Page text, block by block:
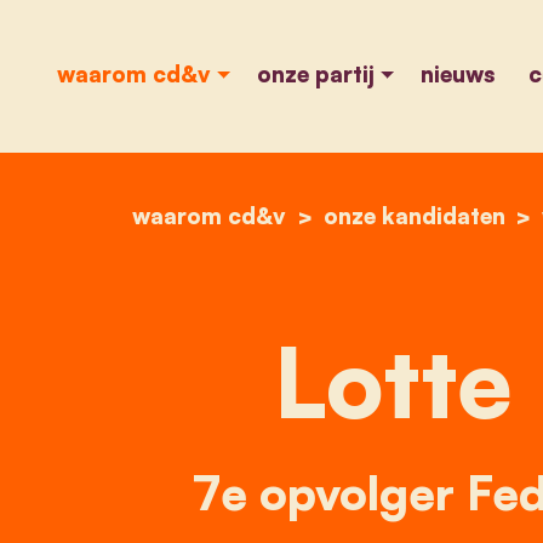
waarom cd&v onze partij nieuws
waarom cd&v onze kandidaten
Lotte
7e opvolger